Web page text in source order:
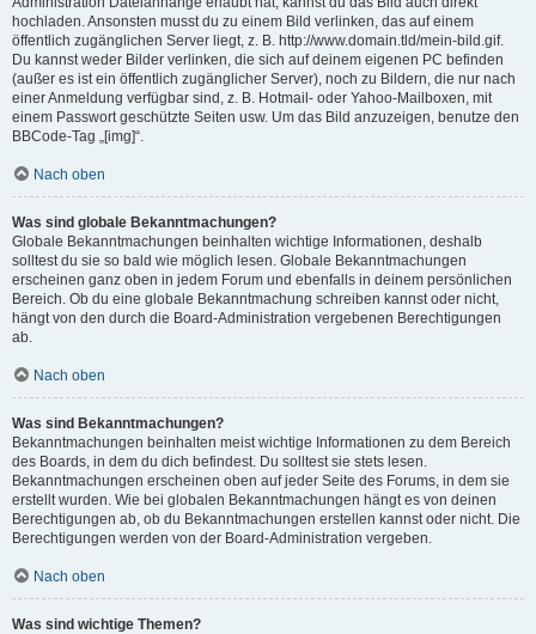
hochladen. Ansonsten musst du zu einem Bild verlinken, das auf einem
öffentlich zugänglichen Server liegt, z. B. http://www.domain.tld/mein-bild.gif.
Du kannst weder Bilder verlinken, die sich auf deinem eigenen PC befinden
(außer es ist ein öffentlich zugänglicher Server), noch zu Bildern, die nur nach
einer Anmeldung verfügbar sind, z. B. Hotmail- oder Yahoo-Mailboxen, mit
einem Passwort geschützte Seiten usw. Um das Bild anzuzeigen, benutze den
BBCode-Tag „[img]“.
Nach oben
Was sind globale Bekanntmachungen?
Globale Bekanntmachungen beinhalten wichtige Informationen, deshalb
solltest du sie so bald wie möglich lesen. Globale Bekanntmachungen
erscheinen ganz oben in jedem Forum und ebenfalls in deinem persönlichen
Bereich. Ob du eine globale Bekanntmachung schreiben kannst oder nicht,
hängt von den durch die Board-Administration vergebenen Berechtigungen
ab.
Nach oben
Was sind Bekanntmachungen?
Bekanntmachungen beinhalten meist wichtige Informationen zu dem Bereich
des Boards, in dem du dich befindest. Du solltest sie stets lesen.
Bekanntmachungen erscheinen oben auf jeder Seite des Forums, in dem sie
erstellt wurden. Wie bei globalen Bekanntmachungen hängt es von deinen
Berechtigungen ab, ob du Bekanntmachungen erstellen kannst oder nicht. Die
Berechtigungen werden von der Board-Administration vergeben.
Nach oben
Was sind wichtige Themen?